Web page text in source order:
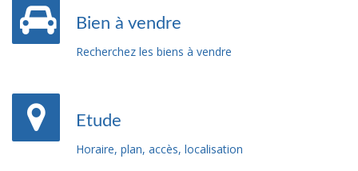
Bien à vendre
Recherchez les biens à vendre
Etude
Horaire, plan, accès, localisation